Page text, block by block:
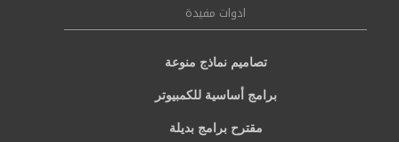
ادوات مفيدة
تصاميم نماذج منوعة
برامج أساسية للكمبيوتر
مقترح برامج بديلة